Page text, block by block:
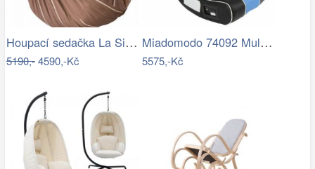
Houpací sedačka La Siesta HABANA - IN
5190,-4590,-Kč
Miadomodo 74092 Multimediální křeslo,…
5575,-Kč